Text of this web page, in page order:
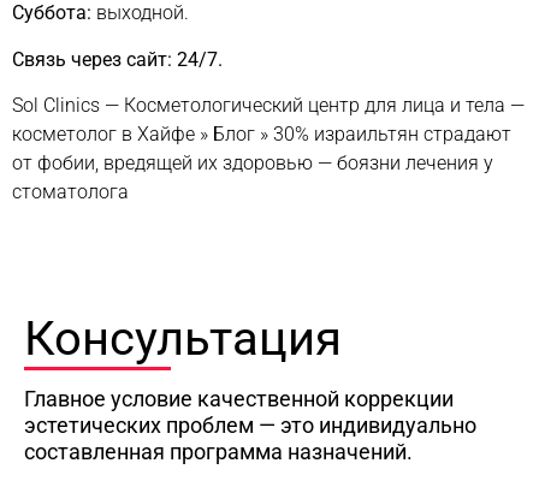
Суббота: выходной.
Связь через сайт: 24/7.
Sol Clinics — Косметологический центр для лица и тела —
косметолог в Хайфе » Блог » 30% израильтян страдают
от фобии, вредящей их здоровью — боязни лечения у
стоматолога
Консультация
Главное условие качественной коррекции
эстетических проблем — это индивидуально
составленная программа назначений.